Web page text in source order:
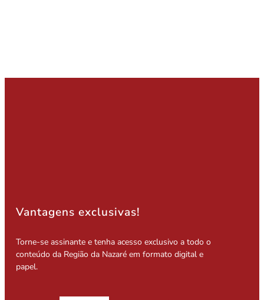
Vantagens exclusivas!
Torne-se assinante e tenha acesso exclusivo a todo o
conteúdo da Região da Nazaré em formato digital e
papel.